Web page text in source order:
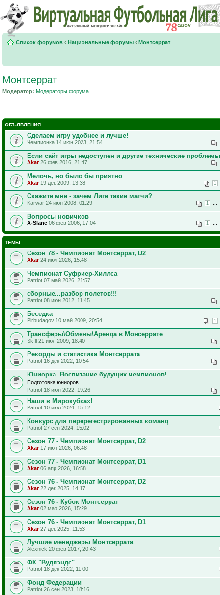
Список форумов ‹ Национальные форумы ‹ Монтсеррат
Монтсеррат
Модератор: Модераторы форума
ОБЪЯВЛЕНИЯ
Сделаем игру удобнее и лучше!
Чемпионка 14 июн 2023, 21:54
Если сайт игры недоступен и другие технические проблемы
Akar26 фев 2016, 21:47
Мелочь, но было бы приятно
1
Akar19 дек 2009, 13:38
Скажите мне - зачем Лиге такие матчи?
1
Karwar 24 июн 2008, 01:29
Вопросы новичков
1
A-Slane 06 фев 2006, 17:04
ТЕМЫ
Сезон 78 - Чемпионат Монтсеррат, D2
Akar24 июл 2026, 15:48
Чемпионат Суфриер-Хиллса
Patriot 07 май 2026, 21:57
сборные...разбор полетов!!!
Patriot 08 июн 2012, 11:45
Беседка
1
Pirbudagov 10 май 2009, 20:54
Трансферы\Обмены\Аренда в Монсеррате
Sk!ll 21 июл 2009, 18:40
Рекорды и статистика Монтсеррата
Patriot 16 дек 2022, 10:54
Юниорка. Воспитание будущих чемпионов!
Подготовка юниоров
Patriot 18 июн 2022, 19:26
Наши в Мирокубках!
Patriot 10 июл 2024, 15:12
Конкурс для перерегестрированных команд
Patriot 27 сен 2024, 15:02
Сезон 77 - Чемпионат Монтсеррат, D2
Akar17 июн 2026, 06:48
Сезон 77 - Чемпионат Монтсеррат, D1
Akar06 апр 2026, 16:58
Сезон 76 - Чемпионат Монтсеррат, D2
Akar22 дек 2025, 14:17
Сезон 76 - Кубок Монтсеррат
Akar02 мар 2026, 15:29
Сезон 76 - Чемпионат Монтсеррат, D1
Akar27 дек 2025, 11:53
Лучшие менеджеры Монтсеррата
Alexnick 20 фев 2017, 20:43
ФК "Вудлэндс"
Patriot 18 дек 2022, 11:00
Фонд Федерации
Patriot 26 сен 2023, 18:16